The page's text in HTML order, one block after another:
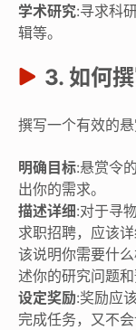
学术研究:寻求科
辑等。
3. 如何
撰写一个有效的
明确目标:悬赏令
出你的需求。
描述详细:对于寻
求职招聘，应该
该说明你需要什
述你的研究问题和
设定奖励:奖励应
完成任务，又不会